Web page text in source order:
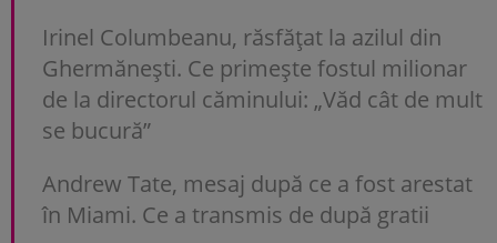
Irinel Columbeanu, răsfățat la azilul din
Ghermănești. Ce primește fostul milionar
de la directorul căminului: „Văd cât de mult
se bucură”
Andrew Tate, mesaj după ce a fost arestat
în Miami. Ce a transmis de după gratii